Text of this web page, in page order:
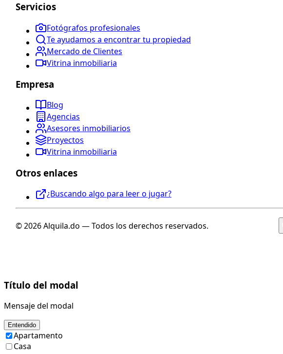
Servicios
Fotógrafos profesionales
Te ayudamos a encontrar tu propiedad
Mercado de Clientes
Vitrina inmobiliaria
Empresa
Blog
Agencias
Asesores inmobiliarios
Proyectos
Vitrina inmobiliaria
Otros enlaces
¿Buscando algo para leer o jugar?
© 2026 Alquila.do — Todos los derechos reservados.
Título del modal
Mensaje del modal
Entendido
Apartamento
Casa